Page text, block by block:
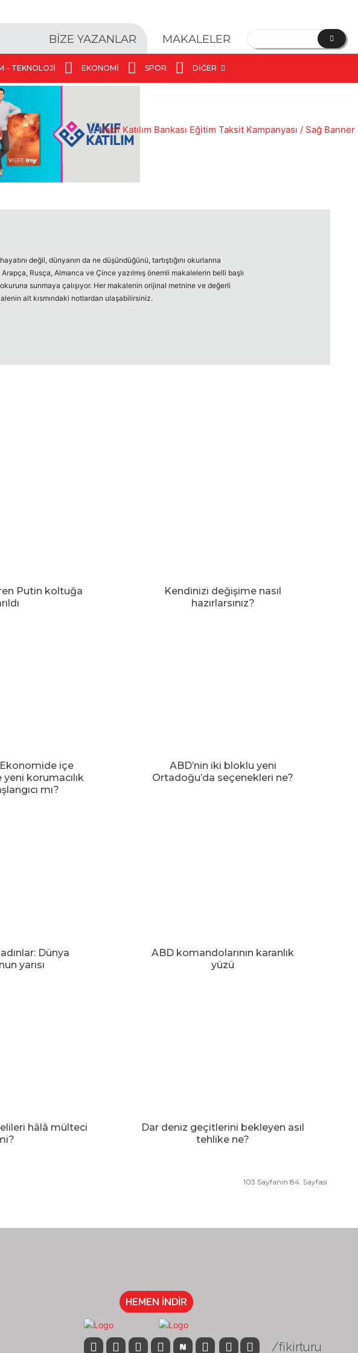
BİZE YAZANLAR MAKALELER
– TEKNOLOJI EKONOMI SPOR DIĞER
değil, dünyanın da ne düşündüğünü, tartıştığını okurlarına
Rusça, Almanca ve Çince yazılmış önemli makalelerin belli başlı
sunmaya çalışıyor. Her makalenin orijinal metnine ve değerli
alt kısmındaki notlardan ulaşabilirsiniz.
Putin koltuğa
Kendinizi değişime nasıl
hazırlarsınız?
Ekonomide içe
yeni korumacılık
mı?
ABD’nin iki bloklu yeni
Ortadoğu’da seçenekleri ne?
Dünya
yarısı
ABD komandolarının karanlık
yüzü
hâlâ mülteci
Dar deniz geçitlerini bekleyen asıl
tehlike ne?
103 Sayfanın 84. Sayfası
HEMEN İNDİR
/fikirturu